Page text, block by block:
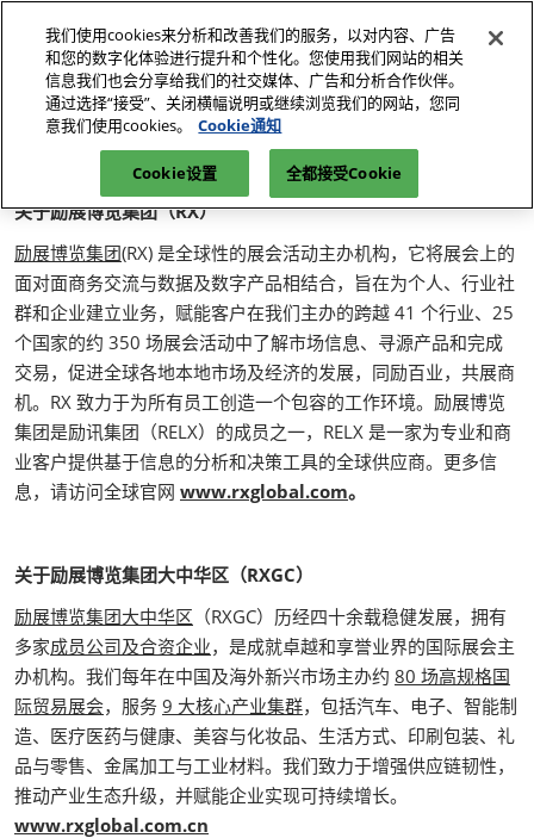
2027年4月
上海新国际博览中心
报名参观 立即订阅
关于励展博览集团（RX）
励展博览集团(RX) 是全球性的展会活动主办机构，它将展会上的
面对面商务交流与数据及数字产品相结合，旨在为个人、行业社
群和企业建立业务，赋能客户在我们主办的跨越 41 个行业、25
个国家的约 350 场展会活动中了解市场信息、寻源产品和完成
交易，促进全球各地本地市场及经济的发展，同励百业，共展商
机。RX 致力于为所有员工创造一个包容的工作环境。励展博览
集团是励讯集团（RELX）的成员之一，RELX 是一家为专业和商
业客户提供基于信息的分析和决策工具的全球供应商。更多信
息，请访问全球官网 www.rxglobal.com。
关于励展博览集团大中华区（RXGC）
励展博览集团大中华区 （RXGC）历经四十余载稳健发展，拥有
多家成员公司及合资企业，是成就卓越和享誉业界的国际展会主
办机构。我们每年在中国及海外新兴市场主办约 80 场高规格国
际贸易展会，服务 9 大核心产业集群，包括汽车、电子、智能制
造、医疗医药与健康、美容与化妆品、生活方式、印刷包装、礼
品与零售、金属加工与工业材料。我们致力于增强供应链韧性，
推动产业生态升级，并赋能企业实现可持续增长。
www.rxglobal.com.cn
我们使用cookies来分析和改善我们的服务，以对内容、广告
和您的数字化体验进行提升和个性化。您使用我们网站的相关
信息我们也会分享给我们的社交媒体、广告和分析合作伙伴。
通过选择“接受”、关闭横幅说明或继续浏览我们的网站，您同
意我们使用cookies。
Cookie通知
Cookie设置 全都接受Cookie